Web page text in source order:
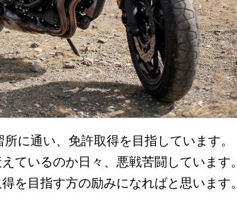
に通い、免許取得を目指しています。
ているのか日々、悪戦苦闘しています。
を目指す方の励みになればと思います。